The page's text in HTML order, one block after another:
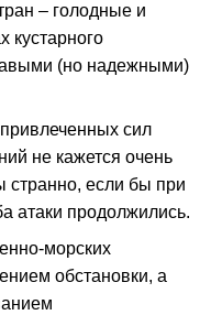
– голодные и
кустарного
(но надежными)
сил
не кажется очень
если бы при
атаки продолжились.
морских
обстановки, а